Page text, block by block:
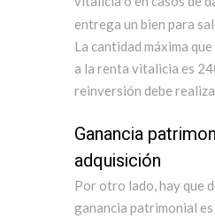
entrega un bien para
La cantidad máxima
a la renta vitalicia es
reinversión debe
Ganancia
adquisición
Por otro lado, hay que
ganancia patrimonial